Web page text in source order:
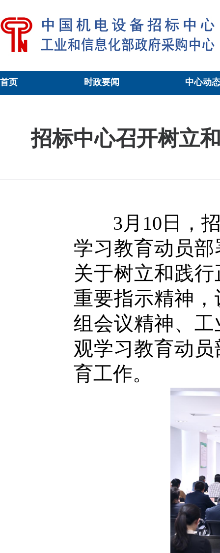
首页 时政要闻 中心动态
招标中心召开树立
3月 10 日，
学习教育动员
关于树立和践
重要指示精神，
组会议精神、 工
观学习教育动
育工作。